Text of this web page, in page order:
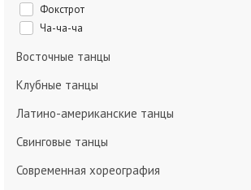
Фокстрот
Ча-ча-ча
Восточные танцы
Клубные танцы
Латино-американские танцы
Свинговые танцы
Современная хореография